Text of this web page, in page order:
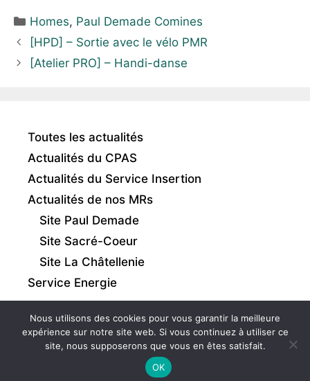
Homes, Paul Demade Comines
[HPD] – Sortie avec le vélo PMR
[Atelier PRO] – Handi-danse
Toutes les actualités
Actualités du CPAS
Actualités du Service Insertion
Actualités de nos MRs
Site Paul Demade
Site Sacré-Coeur
Site La Châtellenie
Service Energie
Intranet|Mentions légales|Gestion des cookies
© 2026 - CPAS de Comines-Warneton
Nous utilisons des cookies pour vous garantir la meilleure
expérience sur notre site web. Si vous continuez à utiliser ce
site, nous supposerons que vous en êtes satisfait.
OK